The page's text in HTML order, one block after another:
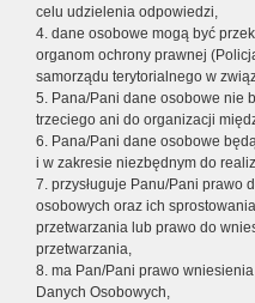
celu udzielenia odpowiedzi,
4. dane osobowe mogą być
organom ochrony prawnej
samorządu terytorialnego w
5. Pana/Pani dane osobowe nie
trzeciego ani do organizacji
6. Pana/Pani dane osobowe
i w zakresie niezbędnym do
7. przysługuje Panu/Pani prawo
osobowych oraz ich
przetwarzania lub prawo do
przetwarzania,
8. ma Pan/Pani prawo
Danych Osobowych,